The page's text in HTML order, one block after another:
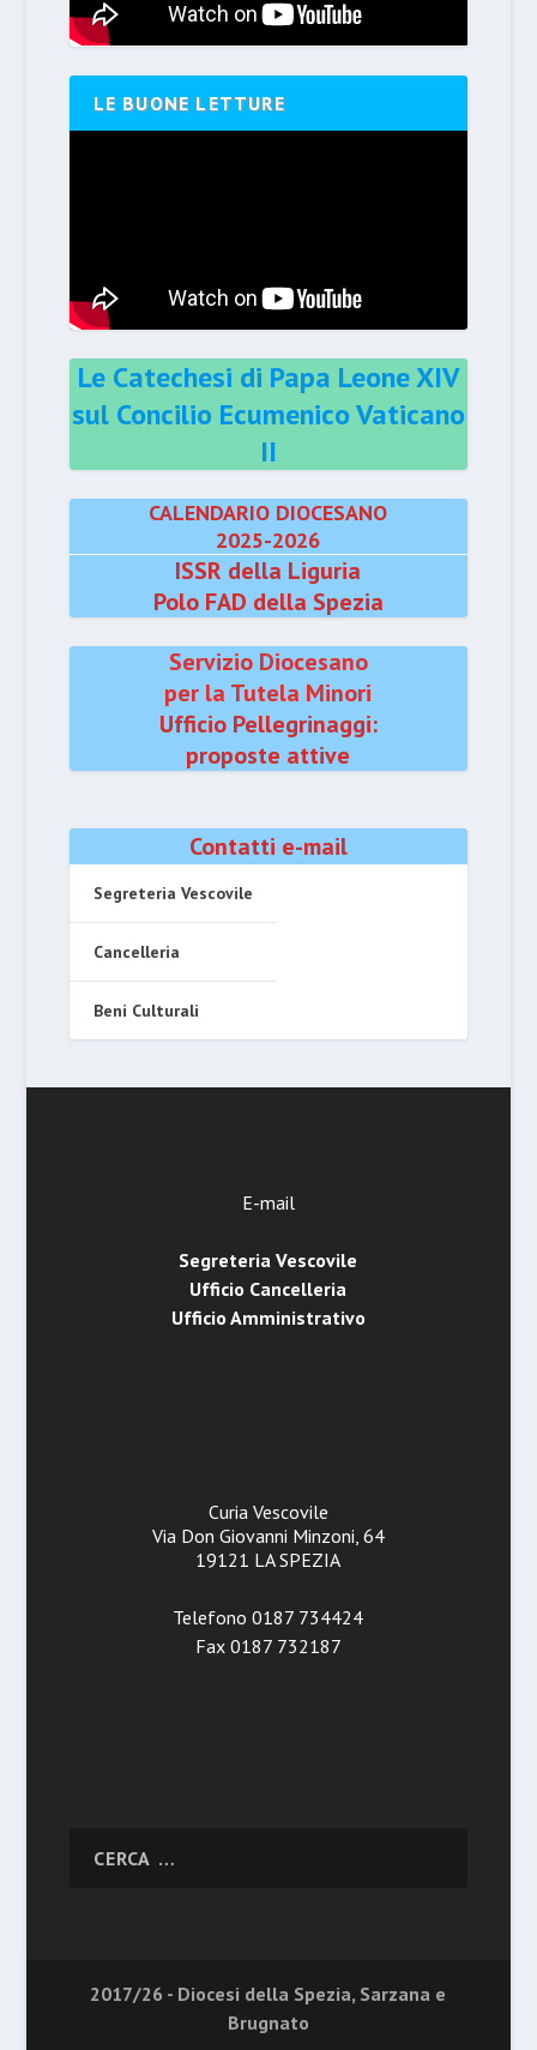
LE BUONE LETTURE
Le Catechesi di Papa Leone XIV
sul Concilio Ecumenico Vaticano
II
CALENDARIO DIOCESANO
2025-2026
ISSR della Liguria
Polo FAD della Spezia
Servizio Diocesano
per la Tutela Minori
Ufficio Pellegrinaggi:
proposte attive
Contatti e-mail
Segreteria Vescovile
Cancelleria
Beni Culturali
E-mail
Segreteria Vescovile
Ufficio Cancelleria
Ufficio Amministrativo
Curia Vescovile
Via Don Giovanni Minzoni, 64
19121 LA SPEZIA
Telefono 0187 734424
Fax 0187 732187
2017/26 - Diocesi della Spezia, Sarzana e
Brugnato